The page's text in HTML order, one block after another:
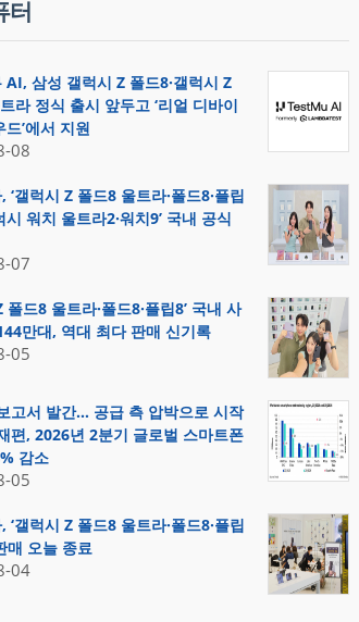
터
AI, 삼성 갤럭시 Z 폴드8·갤럭시 Z
라 정식 출시 앞두고 ‘리얼 디바이
’에서 지원
08
‘갤럭시 Z 폴드8 울트라·폴드8·플립
시 워치 울트라2·워치9’ 국내 공식
07
폴드8 울트라·폴드8·플립8’ 국내 사
만대, 역대 최다 판매 신기록
05
고서 발간… 공급 측 압박으로 시작
편, 2026년 2분기 글로벌 스마트폰
감소
05
‘갤럭시 Z 폴드8 울트라·폴드8·플립
매 오늘 종료
04